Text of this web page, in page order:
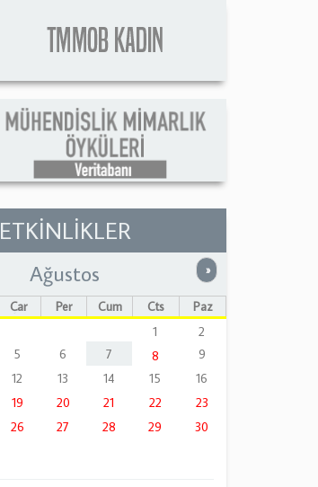
ETKİNLİKLER
»Sonraki
Ağustos
Çar Per Cum Cts
Paz
1
2
5 6 7 8
9
12 13 14 15
16
19 20 21 22
23
26 27 28 29
30